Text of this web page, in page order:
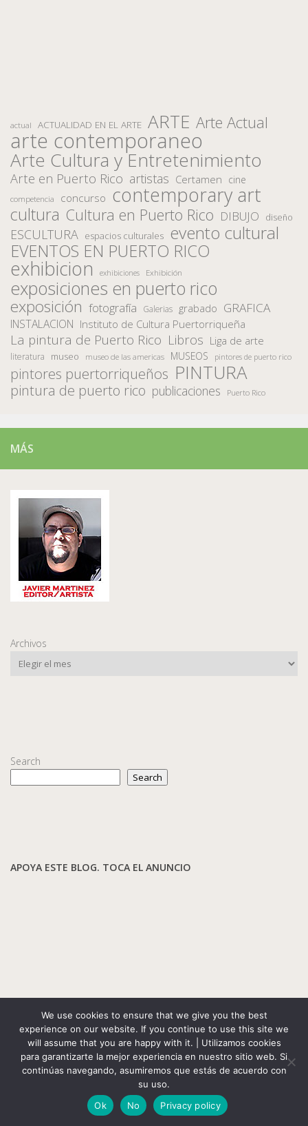
actual ACTUALIDAD EN EL ARTE ARTE Arte Actual
arte contemporaneo
Arte Cultura y Entretenimiento
Arte en Puerto Rico artistas Certamen cine
competencia concurso contemporary art
cultura Cultura en Puerto Rico DIBUJO diseño
ESCULTURA espacios culturales evento cultural
EVENTOS EN PUERTO RICO
exhibicion exhibiciones Exhibición
exposiciones en puerto rico
exposición fotografía Galerias grabado GRAFICA
INSTALACION Instituto de Cultura Puertorriqueña
La pintura de Puerto Rico Libros Liga de arte
literatura museo museo de las americas MUSEOS pintores de puerto rico
pintores puertorriqueños PINTURA
pintura de puerto rico publicaciones Puerto Rico
MÁS
Archivos
Search
Search
APOYA ESTE BLOG. TOCA EL ANUNCIO
We use cookies to ensure that we give you the best
experience on our website. If you continue to use this site we
will assume that you are happy with it. | Utilizamos cookies
para garantizarte la mejor experiencia en nuestro sitio web. Si
continúas navegando, asumiremos que estás de acuerdo con
su uso.
Ok
No Privacy policy